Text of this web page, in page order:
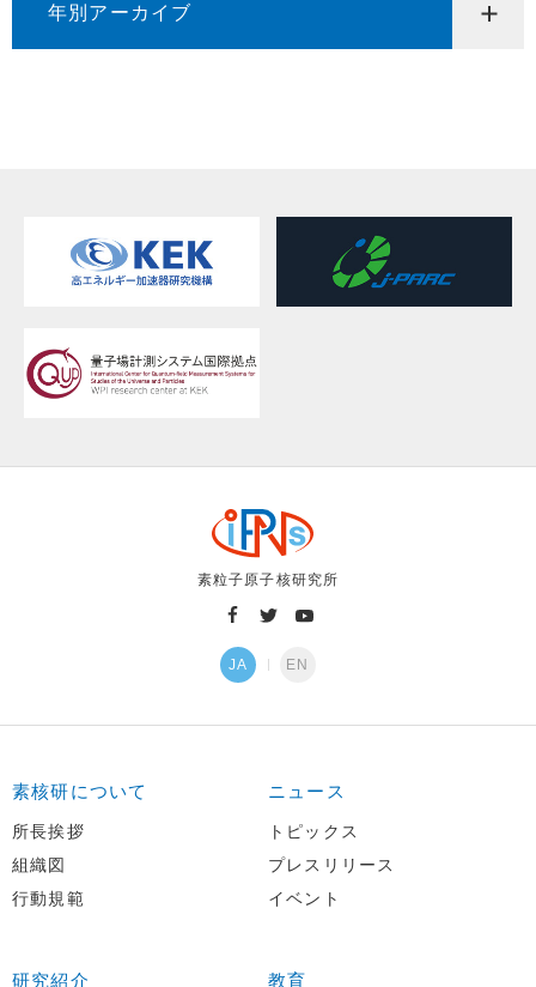
年別アーカイブ
素粒子原子核研究所
JA EN
素核研について
所長挨拶
組織図
行動規範
ニュース
トピックス
プレスリリース
イベント
研究紹介 教育